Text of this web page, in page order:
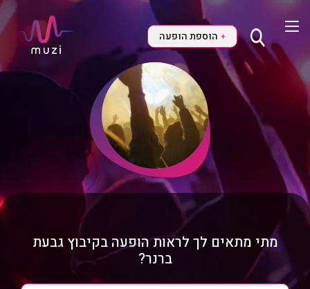
+ הוספת הופעה
מתי מתאים לך לראות הופעה בקיבוץ גבעת
ברנר?